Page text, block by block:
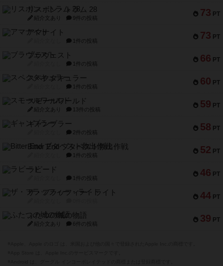
73 PT
リスボン・トラム 28
紹介文あり 9件の投稿
73 PT
アマナイト
1件の投稿
66 PT
ブラヴェスト
1件の投稿
60 PT
スペクタキュラー
1件の投稿
59 PT
スモールワールド
紹介文あり 13件の投稿
58 PT
ギャンブラー
2件の投稿
52 PT
Bitter End ブタペスト救出作戦
1件の投稿
46 PT
ラピード
1件の投稿
44 PT
ザ・フラッフィー・ライト
39 PT
ふたつの城の物語
紹介文あり 6件の投稿